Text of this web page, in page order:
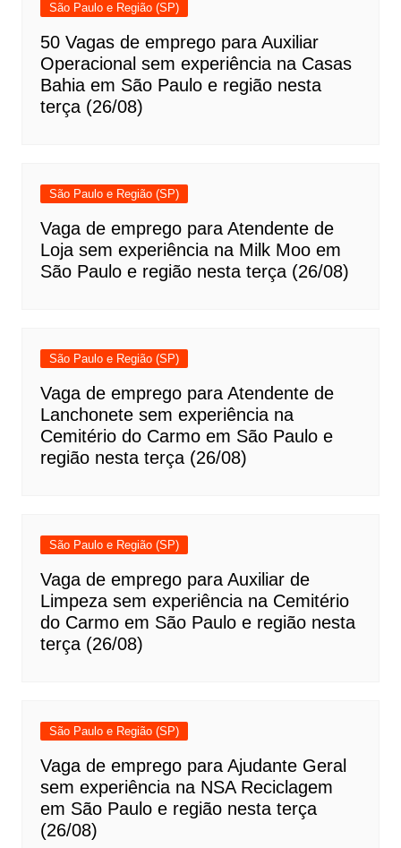
São Paulo e Região (SP)
50 Vagas de emprego para Auxiliar
Operacional sem experiência na Casas
Bahia em São Paulo e região nesta
terça (26/08)
São Paulo e Região (SP)
Vaga de emprego para Atendente de
Loja sem experiência na Milk Moo em
São Paulo e região nesta terça (26/08)
São Paulo e Região (SP)
Vaga de emprego para Atendente de
Lanchonete sem experiência na
Cemitério do Carmo em São Paulo e
região nesta terça (26/08)
São Paulo e Região (SP)
Vaga de emprego para Auxiliar de
Limpeza sem experiência na Cemitério
do Carmo em São Paulo e região nesta
terça (26/08)
São Paulo e Região (SP)
Vaga de emprego para Ajudante Geral
sem experiência na NSA Reciclagem
em São Paulo e região nesta terça
(26/08)